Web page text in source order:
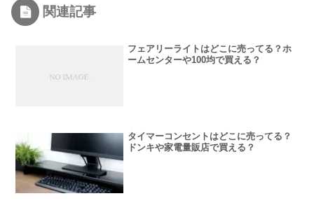
関連記事
フェアリーライトはどこに売ってる？ホ
ームセンターや100均で買える？
タイマーコンセントはどこに売ってる？
ドンキや家電量販店で買える？